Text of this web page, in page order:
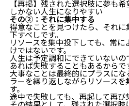
【再掲】残された選択肢に夢も
しかない人生になりやすい
その②：それに集中する
得意なことを見つけたら、それ
下すべしです。
リソースを集中投下しても、常
けではないです。
人生は予定調和にできていない
あれば失敗することもあるからで
大事なことは最終的にプラスに
ラーを繰り返しながらリソース
す。
途中で失敗しても、再起して再び